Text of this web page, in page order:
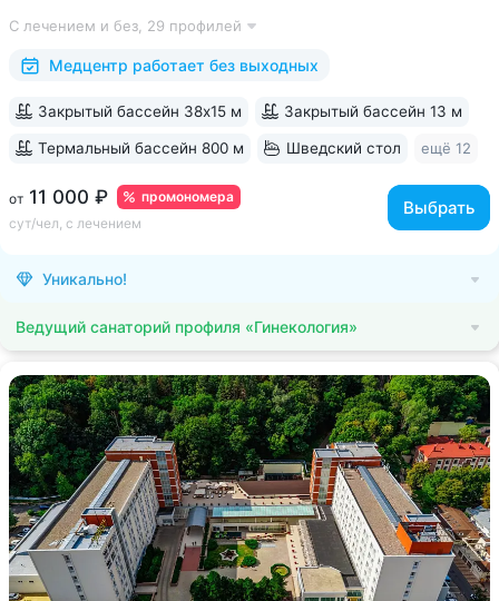
большой спа-комплекс, вода «Легенда Кавказа» •
Расположен в уединенном...
С лечением и без, 29 профилей
Медцентр работает без выходных
промономера
от 11 000 ₽
сут/чел, с лечением
Выбрать
Закрытый бассейн 38х15 м Закрытый бассейн 13 м
Термальный бассейн 800 м Шведский стол ещё 12
Уникально!
Ведущий санаторий профиля «Гинекология»